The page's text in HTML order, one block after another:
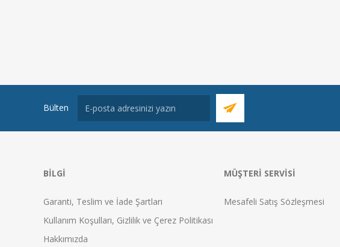
Bülten
BILGI
Garanti, Teslim ve İade Şartları
Kullanım Koşulları, Gizlilik ve Çerez Politikası
Hakkımızda
MÜŞTERI SERVISI
Mesafeli Satış Sözleşmesi